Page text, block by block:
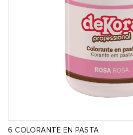
6 COLORANTE EN PASTA